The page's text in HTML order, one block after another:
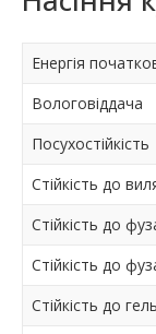
Енергія
Вологовіддача
Посухостійкість
Стійкість до
Стійкість до
Стійкість до
Стійкість до